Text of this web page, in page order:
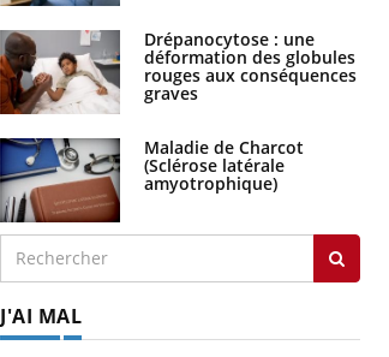
Drépanocytose : une
déformation des globules
rouges aux conséquences
graves
Maladie de Charcot
(Sclérose latérale
amyotrophique)
J'AI MAL